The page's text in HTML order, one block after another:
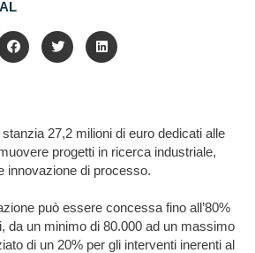
27,2 milioni di euro dedicati alle
progetti in ricerca industriale,
innovazione di processo.
può essere concessa fino all’80%
da un minimo di 80.000 ad un massimo
di un 20% per gli interventi inerenti al